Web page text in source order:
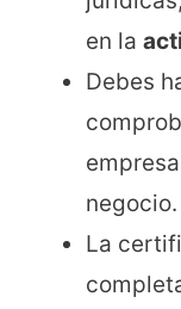
en la
Debes
negocio.
La